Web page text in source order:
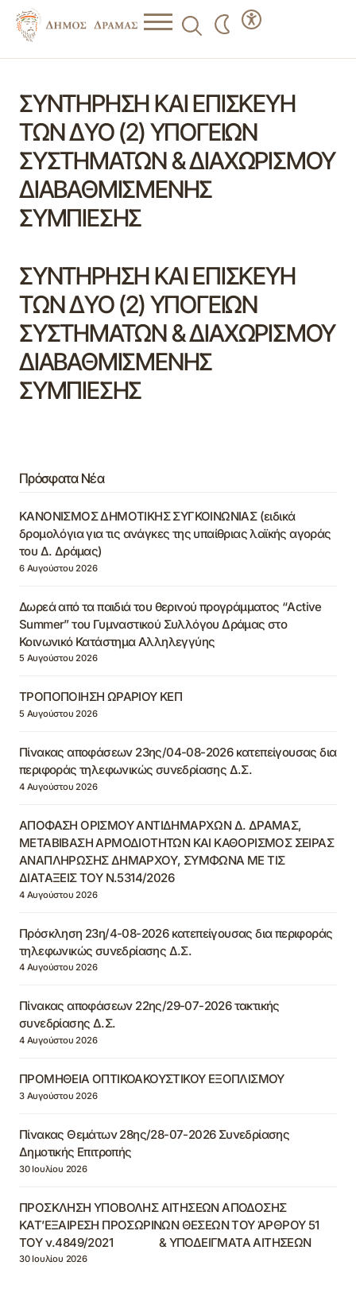
ΣΥΝΤΗΡΗΣΗ ΚΑΙ ΕΠΙΣΚΕΥΗ
ΤΩΝ ΔΥΟ (2) ΥΠΟΓΕΙΩΝ
ΣΥΣΤΗΜΑΤΩΝ & ΔΙΑΧΩΡΙΣΜΟΥ
ΔΙΑΒΑΘΜΙΣΜΕΝΗΣ
ΣΥΜΠΙΕΣΗΣ
ΣΥΝΤΗΡΗΣΗ ΚΑΙ ΕΠΙΣΚΕΥΗ
ΤΩΝ ΔΥΟ (2) ΥΠΟΓΕΙΩΝ
ΣΥΣΤΗΜΑΤΩΝ & ΔΙΑΧΩΡΙΣΜΟΥ
ΔΙΑΒΑΘΜΙΣΜΕΝΗΣ
ΣΥΜΠΙΕΣΗΣ
Πρόσφατα Νέα
ΚΑΝΟΝΙΣΜΟΣ ΔΗΜΟΤΙΚΗΣ ΣΥΓΚΟΙΝΩΝΙΑΣ (ειδικά
δρομολόγια για τις ανάγκες της υπαίθριας λαϊκής αγοράς
του Δ. Δράμας)
6 Αυγούστου 2026
Δωρεά από τα παιδιά του θερινού προγράμματος “Active
Summer” του Γυμναστικού Συλλόγου Δράμας στο
Κοινωνικό Κατάστημα Αλληλεγγύης
5 Αυγούστου 2026
ΤΡΟΠΟΠΟΙΗΣΗ ΩΡΑΡΙΟΥ ΚΕΠ
5 Αυγούστου 2026
Πίνακας αποφάσεων 23ης/04-08-2026 κατεπείγουσας δια
περιφοράς τηλεφωνικώς συνεδρίασης Δ.Σ.
4 Αυγούστου 2026
ΑΠΟΦΑΣΗ ΟΡΙΣΜΟΥ ΑΝΤΙΔΗΜΑΡΧΩΝ Δ. ΔΡΑΜΑΣ,
ΜΕΤΑΒΙΒΑΣΗ ΑΡΜΟΔΙΟΤΗΤΩΝ ΚΑΙ ΚΑΘΟΡΙΣΜΟΣ ΣΕΙΡΑΣ
ΑΝΑΠΛΗΡΩΣΗΣ ΔΗΜΑΡΧΟΥ, ΣΥΜΦΩΝΑ ΜΕ ΤΙΣ
ΔΙΑΤΑΞΕΙΣ ΤΟΥ Ν.5314/2026
4 Αυγούστου 2026
Πρόσκληση 23η/4-08-2026 κατεπείγουσας δια περιφοράς
τηλεφωνικώς συνεδρίασης Δ.Σ.
4 Αυγούστου 2026
Πίνακας αποφάσεων 22ης/29-07-2026 τακτικής
συνεδρίασης Δ.Σ.
4 Αυγούστου 2026
ΠΡΟΜΗΘΕΙΑ ΟΠΤΙΚΟΑΚΟΥΣΤΙΚΟΥ ΕΞΟΠΛΙΣΜΟΥ
3 Αυγούστου 2026
Πίνακας Θεμάτων 28ης/28-07-2026 Συνεδρίασης
Δημοτικής Επιτροπής
30 Ιουλίου 2026
ΠΡΟΣΚΛΗΣΗ ΥΠΟΒΟΛΗΣ ΑΙΤΗΣΕΩΝ ΑΠΟΔΟΣΗΣ
ΚΑΤ’ΕΞΑΙΡΕΣΗ ΠΡΟΣΩΡΙΝΩΝ ΘΕΣΕΩΝ ΤΟΥ ΆΡΘΡΟΥ 51
ΤΟΥ ν.4849/2021 & ΥΠΟΔΕΙΓΜΑΤΑ ΑΙΤΗΣΕΩΝ
30 Ιουλίου 2026